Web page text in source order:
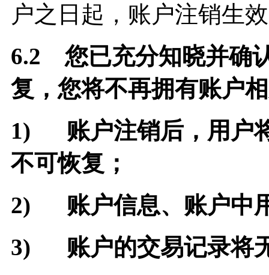
户之日起，账户注销生
6.2 您已充分知晓并确
复，您将不再拥有账户
1) 账户注销后，用户
不可恢复；
2) 账户信息、账户中
3) 账户的交易记录将